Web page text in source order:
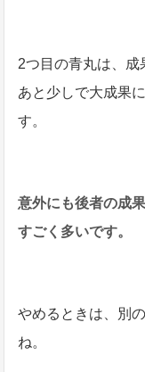
2つ目の青丸は、成
あと少しで大成果
す。
意外にも後者の成
すごく多いです。
やめるときは、別
ね。